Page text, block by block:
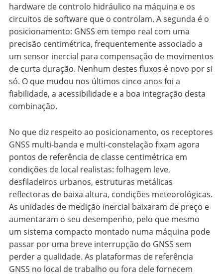
hardware de controlo hidráulico na máquina e os
circuitos de software que o controlam. A segunda é o
posicionamento: GNSS em tempo real com uma
precisão centimétrica, frequentemente associado a
um sensor inercial para compensação de movimentos
de curta duração. Nenhum destes fluxos é novo por si
só. O que mudou nos últimos cinco anos foi a
fiabilidade, a acessibilidade e a boa integração desta
combinação.
No que diz respeito ao posicionamento, os receptores
GNSS multi-banda e multi-constelação fixam agora
pontos de referência de classe centimétrica em
condições de local realistas: folhagem leve,
desfiladeiros urbanos, estruturas metálicas
reflectoras de baixa altura, condições meteorológicas.
As unidades de medição inercial baixaram de preço e
aumentaram o seu desempenho, pelo que mesmo
um sistema compacto montado numa máquina pode
passar por uma breve interrupção do GNSS sem
perder a qualidade. As plataformas de referência
GNSS no local de trabalho ou fora dele fornecem